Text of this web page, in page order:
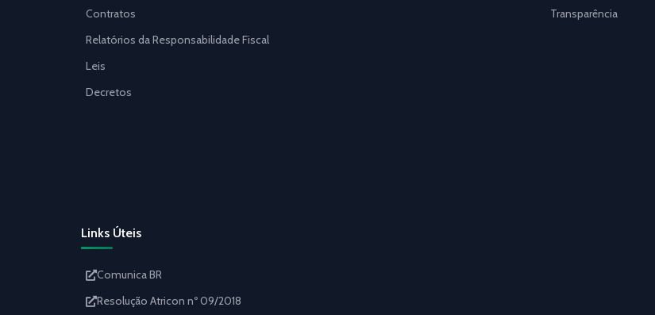
Contratos
Relatórios da Responsabilidade Fiscal
Leis
Decretos
Transparência
Links Úteis
Comunica BR
Resolução Atricon nº 09/2018